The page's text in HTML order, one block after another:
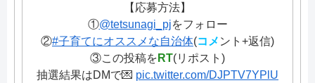
【応募方法】
①@tetsunagi_pjをフォロー
②#子育てにオススメな自治体(コメ ント+返信)
③この投稿を RT(リポスト)
抽選結果はDMで💌 pic.twitter.com/DJPTV7YPlU